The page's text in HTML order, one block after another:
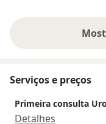
Serviços e preços
Primeira consulta
Detalhes